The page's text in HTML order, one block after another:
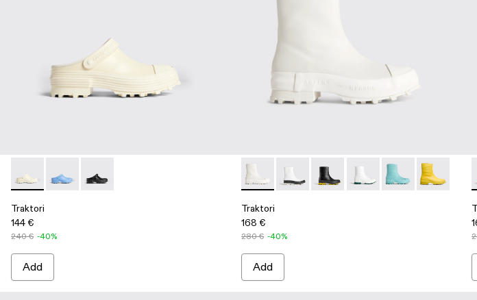
Traktori - K100877-003 - White
Traktori - K100877-002 - Blue
Traktori - K100877-001 - Black
Traktori
144 €
240 € -40%
Add
Traktori - K300337-003 - White
Traktori - K300337-021
Traktori - K300337-020
Traktori - K300337-018 -
Traktori - K300337-
Traktori -
Traktori
168 €
280 € -40%
Add